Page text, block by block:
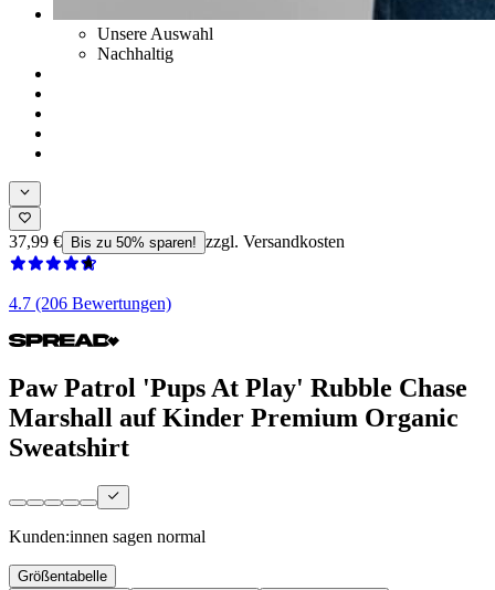
Unsere Auswahl
Nachhaltig
37,99 € Bis zu 50% sparen! zzgl. Versandkosten
4.7 (206 Bewertungen)
Paw Patrol 'Pups At Play' Rubble Chase
Marshall auf Kinder Premium Organic
Sweatshirt
Kunden:innen sagen normal
Größentabelle